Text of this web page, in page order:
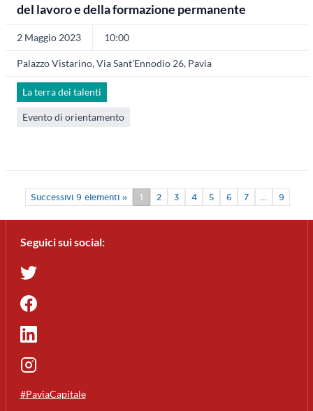
del lavoro e della formazione permanente
2 Maggio 2023 10:00
Palazzo Vistarino, Via Sant'Ennodio 26, Pavia
La terra dei talenti
Evento di orientamento
Successivi 9 elementi » 1 2 3 4 5 6 7 9
Seguici sui social:
#PaviaCapitale